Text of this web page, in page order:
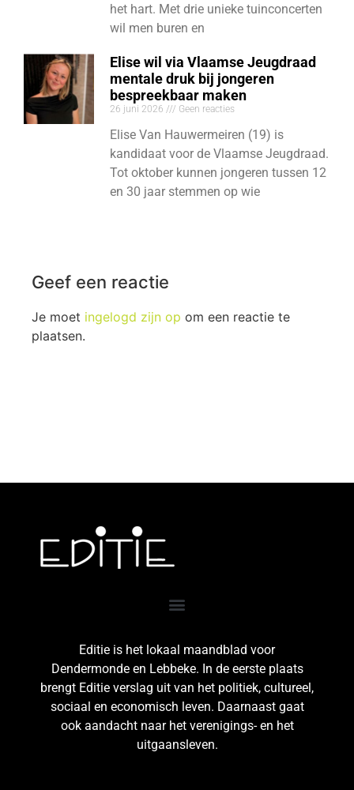
het hart. Met drie unieke tuinconcerten
wil men buren en
Elise wil via Vlaamse Jeugdraad
mentale druk bij jongeren
bespreekbaar maken
26 juni 2026 Geen reacties
Elise Van Hauwermeiren (19) is
kandidaat voor de Vlaamse Jeugdraad.
Tot oktober kunnen jongeren tussen 12
en 30 jaar stemmen op wie
Geef een reactie
Je moet ingelogd zijn op om een reactie te
plaatsen.
Editie is het lokaal maandblad voor
Dendermonde en Lebbeke. In de eerste plaats
brengt Editie verslag uit van het politiek, cultureel,
sociaal en economisch leven. Daarnaast gaat
ook aandacht naar het verenigings- en het
uitgaansleven.